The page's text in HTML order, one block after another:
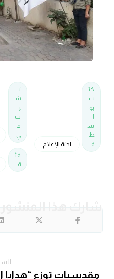
كت
ب
بو
س
ط
ة
لجنة الإعلام
ن
ش
ر
ت
ف
ي
فئ
ة
مقدسيات توزع “هدايا